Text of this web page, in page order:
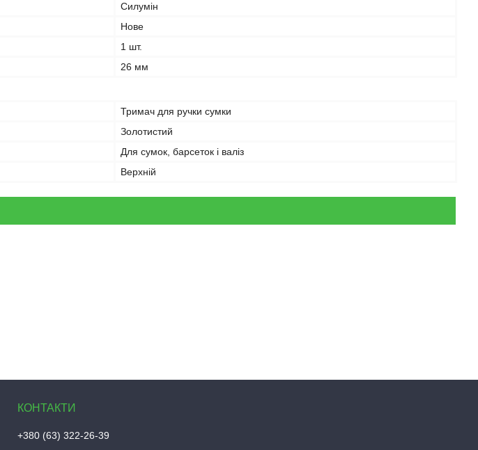
Силумін
Нове
1 шт.
26 мм
Тримач для ручки сумки
Золотистий
Для сумок, барсеток і валіз
Верхній
+380 (63) 322-26-39